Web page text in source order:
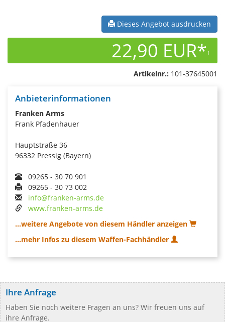
Dieses Angebot ausdrucken
22,90 EUR*1
Artikelnr.: 101-37645001
Anbieterinformationen
Franken Arms
Frank Pfadenhauer
Hauptstraße 36
96332 Pressig (Bayern)
09265 - 30 70 901
09265 - 30 73 002
info@franken-arms.de
www.franken-arms.de
...weitere Angebote von diesem Händler anzeigen
...mehr Infos zu diesem Waffen-Fachhändler
Ihre Anfrage
Haben Sie noch weitere Fragen an uns? Wir freuen uns auf
ihre Anfrage.